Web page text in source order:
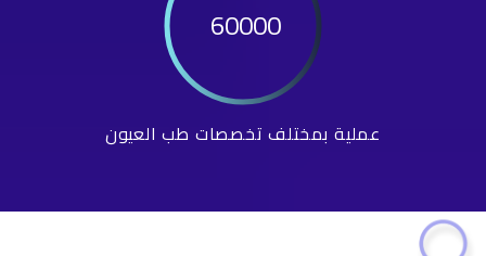
60000
عملية بمختلف تخصصات طب العيون